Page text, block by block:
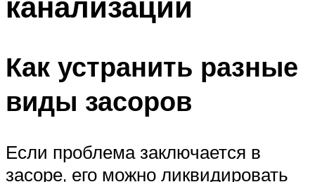
Как устранить разные
виды засоров
Если проблема заключается в
засоре, его можно ликвидировать